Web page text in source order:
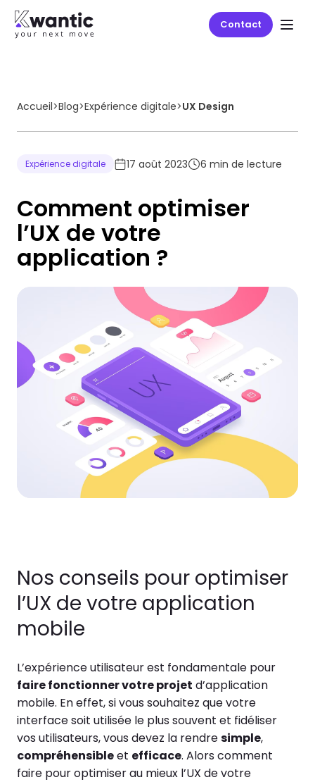
Contact
Accueil>Blog>Expérience digitale>UX Design
Expérience digitale 17 août 2023 6 min de lecture
Comment optimiser
l’UX de votre
application ?
Nos conseils pour optimiser
l’UX de votre application
mobile
L’expérience utilisateur est fondamentale pour
faire fonctionner votre projet d’application
mobile. En effet, si vous souhaitez que votre
interface soit utilisée le plus souvent et fidéliser
vos utilisateurs, vous devez la rendresimple,
compréhensibleet efficace. Alors comment
faire pour optimiser au mieux l’UX de votre